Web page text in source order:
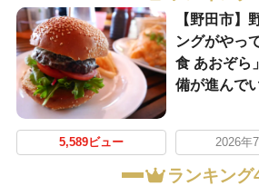
【野田市】
ングがやっ
食 あおぞら
備が進んで
5,589ビュー 2026年
ランキング